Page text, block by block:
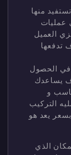
منها
عمليات
العميل
تدفعها
الحصول
يساعدك
و
التركيب
يعد هو
الذي